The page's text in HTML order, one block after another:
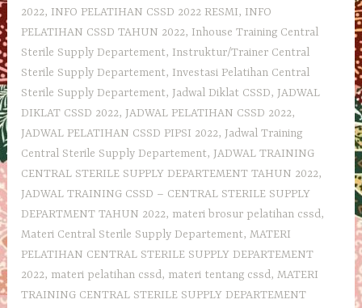
2022, INFO PELATIHAN CSSD 2022 RESMI, INFO
PELATIHAN CSSD TAHUN 2022, Inhouse Training Central
Sterile Supply Departement, Instruktur/Trainer Central
Sterile Supply Departement, Investasi Pelatihan Central
Sterile Supply Departement, Jadwal Diklat CSSD, JADWAL
DIKLAT CSSD 2022, JADWAL PELATIHAN CSSD 2022,
JADWAL PELATIHAN CSSD PIPSI 2022, Jadwal Training
Central Sterile Supply Departement, JADWAL TRAINING
CENTRAL STERILE SUPPLY DEPARTEMENT TAHUN 2022,
JADWAL TRAINING CSSD – CENTRAL STERILE SUPPLY
DEPARTMENT TAHUN 2022, materi brosur pelatihan cssd,
Materi Central Sterile Supply Departement,MATERI
PELATIHAN CENTRAL STERILE SUPPLY DEPARTEMENT
2022, materi pelatihan cssd, materi tentang cssd,MATERI
TRAINING CENTRAL STERILE SUPPLY DEPARTEMENT